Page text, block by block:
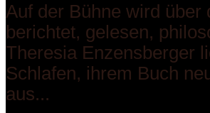
Auf der Bühne wird über
berichtet, gelesen,
Theresia Enzensberger
Schlafen, ihrem Buch
aus...